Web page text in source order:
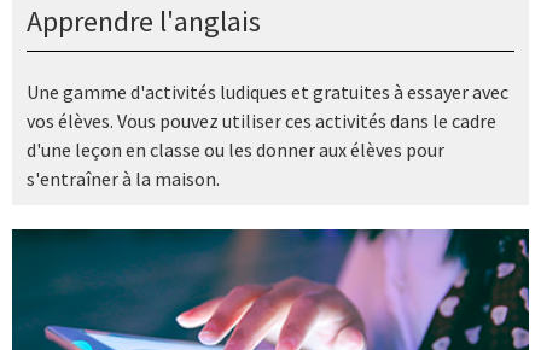
Apprendre l'anglais
Une gamme d'activités ludiques et gratuites à essayer avec
vos élèves. Vous pouvez utiliser ces activités dans le cadre
d'une leçon en classe ou les donner aux élèves pour
s'entraîner à la maison.